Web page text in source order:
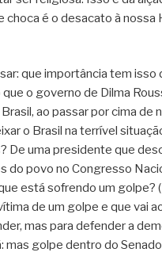
choca é o desacato à nossa
que importância tem isso
o governo de Dilma
ao passar por cima de
o Brasil na terrível
De uma presidente que
do povo no Congresso
está sofrendo um golpe?
de um golpe e que vai
mas para defender a
mas golpe dentro do